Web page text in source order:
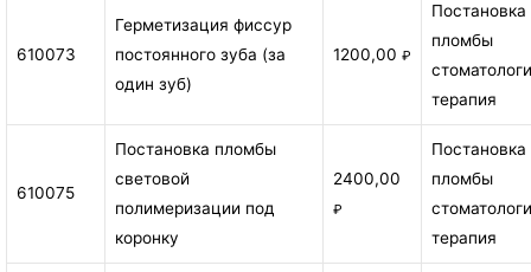
610073
Герметизация фиссур
постоянного зуба (за
один зуб)
1200,00 ₽
Постановка
пломбы
терапия
610075
Постановка пломбы
световой
полимеризации под
коронку
2400,00
₽
Постановка
пломбы
терапия